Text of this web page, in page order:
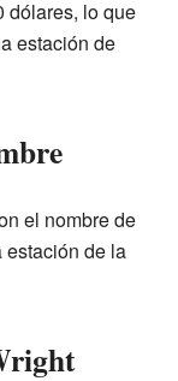
dólares, lo que
estación de
el nombre de
estación de la